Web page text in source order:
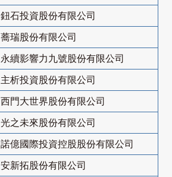
鈕石投資股份有限公司
蕎瑞股份有限公司
永續影響力九號股份有限公司
主析投資股份有限公司
西門大世界股份有限公司
光之未來股份有限公司
諾億國際投資控股股份有限公司
安新拓股份有限公司